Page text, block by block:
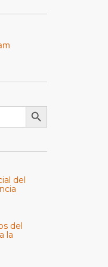
Botón de búsqueda
del
del
la